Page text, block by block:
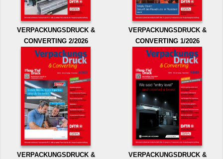
VERPACKUNGSDRUCK &
CONVERTING 2/2026
VERPACKUNGSDRUCK &
CONVERTING 1/2026
VERPACKUNGSDRUCK &
VERPACKUNGSDRUCK &